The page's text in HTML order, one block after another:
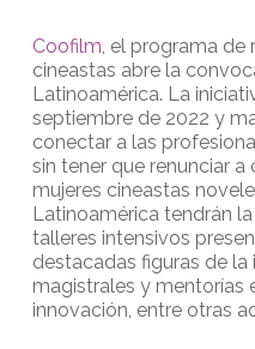
Coofilm , el programa
cineastas abre la
Latinoamérica. La
septiembre de 2022 y
conectar a las
sin tener que renunciar
mujeres cineastas
Latinoamérica tendrán
talleres intensivos
destacadas figuras de la
magistrales y mentorías
innovación, entre otras